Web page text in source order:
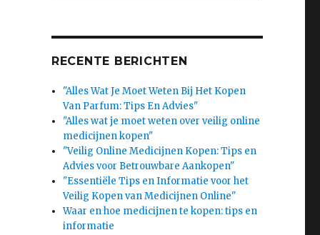
RECENTE BERICHTEN
"Alles Wat Je Moet Weten Bij Het Kopen
Van Parfum: Tips En Advies"
"Alles wat je moet weten over veilig online
medicijnen kopen"
"Veilig Online Medicijnen Kopen: Tips en
Advies voor Betrouwbare Aankopen"
"Essentiële Tips en Informatie voor het
Veilig Kopen van Medicijnen Online"
Waar en hoe medicijnen te kopen: tips en
informatie